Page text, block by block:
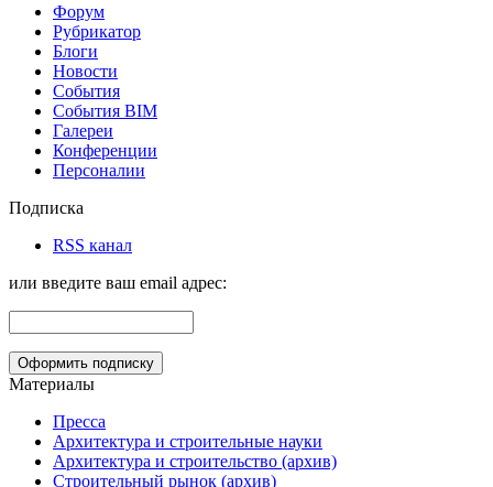
Форум
Рубрикатор
Блоги
Новости
События
События BIM
Галереи
Конференции
Персоналии
Подписка
RSS канал
или введите ваш email адрес:
Материалы
Пресса
Архитектура и строительные науки
Архитектура и строительство (архив)
Строительный рынок (архив)